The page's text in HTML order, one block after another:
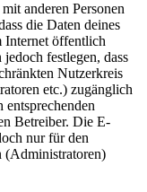
anderen Personen
die Daten deines
Internet öffentlich
festlegen, dass
Nutzerkreis
etc.) zugänglich
entsprechenden
Betreiber. Die E-
nur für den
(Administratoren)